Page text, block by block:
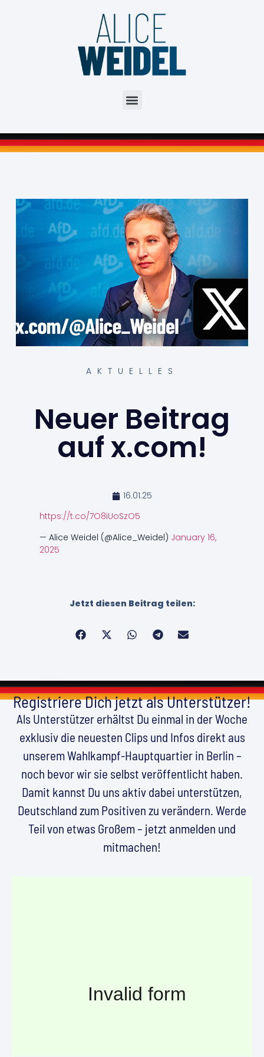
AKTUELLES
Neuer Beitrag
auf x.com!
16.01.25
https://t.co/7O8iUoSzO5
— Alice Weidel (@Alice_Weidel) January 16,
2025
Jetzt diesen Beitrag teilen:
Registriere Dich jetzt als Unterstützer!
Als Unterstützer erhältst Du einmal in der Woche
exklusiv die neuesten Clips und Infos direkt aus
unserem Wahlkampf-Hauptquartier in Berlin –
noch bevor wir sie selbst veröffentlicht haben.
Damit kannst Du uns aktiv dabei unterstützen,
Deutschland zum Positiven zu verändern. Werde
Teil von etwas Großem – jetzt anmelden und
mitmachen!